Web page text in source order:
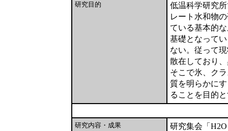
研究目的
低温科学研究
レート水和物
ている基本的
基礎となって
ない。従って
散在しており
そこで氷、ク
質を明らかに
ることを目的
研究内容・成果
研究集会「